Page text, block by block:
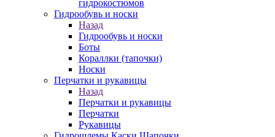
гидрокостюмов
Гидрообувь и носки
Назад
Гидрообувь и носки
Боты
Кораллки (тапочки)
Носки
Перчатки и рукавицы
Назад
Перчатки и рукавицы
Перчатки
Рукавицы